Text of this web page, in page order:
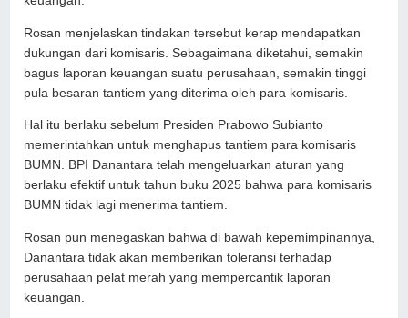
Rosan menjelaskan tindakan tersebut kerap mendapatkan
dukungan dari komisaris. Sebagaimana diketahui, semakin
bagus laporan keuangan suatu perusahaan, semakin tinggi
pula besaran tantiem yang diterima oleh para komisaris.
Hal itu berlaku sebelum Presiden Prabowo Subianto
memerintahkan untuk menghapus tantiem para komisaris
BUMN. BPI Danantara telah mengeluarkan aturan yang
berlaku efektif untuk tahun buku 2025 bahwa para komisaris
BUMN tidak lagi menerima tantiem.
Rosan pun menegaskan bahwa di bawah kepemimpinannya,
Danantara tidak akan memberikan toleransi terhadap
perusahaan pelat merah yang mempercantik laporan
keuangan.